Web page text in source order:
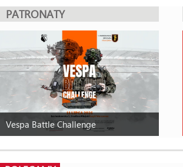
PATRONATY
Vespa Battle Challenge